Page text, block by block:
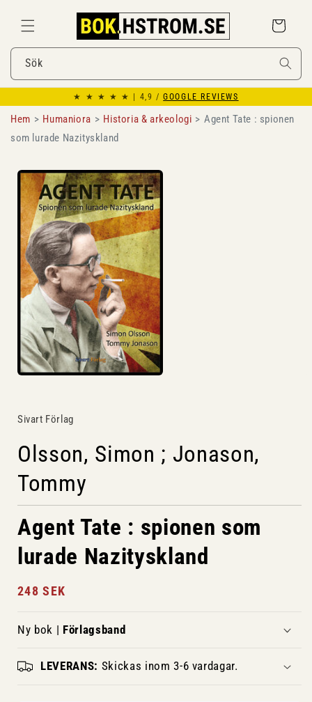
innehåll
Varukorg
Sök
★ ★ ★ ★ ★ | 4,9 /GOOGLE REVIEWS
Hem Humaniora Historia & arkeologi
Agent Tate : spionen
som lurade Nazityskland
vidare till
Sivart Förlag
Olsson, Simon ; Jonason,
Tommy
Agent Tate : spionen som
lurade Nazityskland
Ordinarie
248 SEK
Ny bok | Förlagsband
LEVERANS: Skickas inom 3-6 vardagar.